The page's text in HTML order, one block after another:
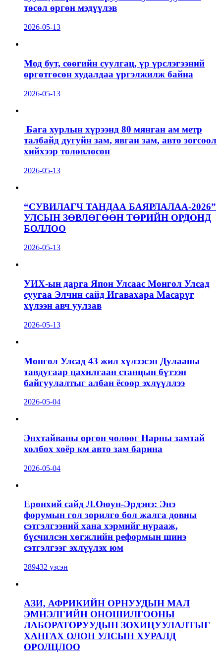
төсөл өргөн мэдүүлэв
2026-05-13
Мод бут, сөөгийн суулгац, үр үрслэгээний
өргөтгөсөн худалдаа үргэлжилж байна
2026-05-13
Бага хурлын хүрээнд 80 мянган ам метр
талбайд дугуйн зам, явган зам, авто зогсоол
хийхээр төлөвлөсөн
2026-05-13
“СУВИЛАГЧ ТАНДАА БАЯРЛАЛАА-2026”
УЛСЫН ЗӨВЛӨГӨӨН ТӨРИЙН ОРДОНД
БОЛЛОО
2026-05-13
УИХ-ын дарга Япон Улсаас Монгол Улсад
суугаа Элчин сайд Игавахара Масарүг
хүлээн авч уулзав
2026-05-13
Монгол Улсад 43 жил хүлээсэн Дулааны
тавдугаар цахилгаан станцын бүтээн
байгуулалтыг албан ёсоор эхлүүллээ
2026-05-04
Энхтайваны өргөн чөлөөг Нарны замтай
холбох хоёр км авто зам барина
2026-05-04
Ерөнхий сайд Л.Оюун-Эрдэнэ: Энэ
форумын гол зорилго бол жалга довны
сэтгэлгээний хана хэрмийг нурааж,
бүсчилсэн хөгжлийн реформын шинэ
сэтгэлгээг эхлүүлэх юм
289432 үзсэн
АЗИ, АФРИКИЙН ОРНУУДЫН МАЛ
ЭМНЭЛГИЙН ОНОШИЛГООНЫ
ЛАБОРАТОРУУДЫН ЗОХИЦУУЛАЛТЫГ
ХАНГАХ ОЛОН УЛСЫН ХУРАЛД
ОРОЛЦЛОО